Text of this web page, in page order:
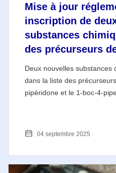
Mise à jour
inscription de
substances
des précurseurs
Deux nouvelles substances
dans la liste des
pipéridone et le 1-boc-4-
04 septembre 2025